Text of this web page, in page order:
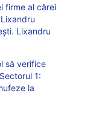
firme al cărei
Lixandru
să verifice
1:
la